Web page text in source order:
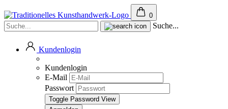
0
Suche...
Kundenlogin
Kundenlogin
E-Mail
Passwort
Toggle Password View